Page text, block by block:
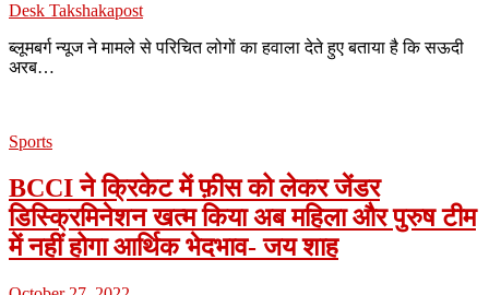
Desk Takshakapost
ब्लूमबर्ग न्यूज ने मामले से परिचित लोगों का हवाला देते हुए बताया है कि सऊदी
अरब…
Sports
BCCI ने क्रिकेट में फ़ीस को लेकर जेंडर
डिस्क्रिमिनेशन खत्म किया अब महिला और पुरुष टीम
में नहीं होगा आर्थिक भेदभाव- जय शाह